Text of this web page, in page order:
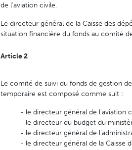
de l'aviation civile.
Le directeur général de la Caisse des
situation financière du fonds au comité
Article 2
Le comité de suivi du fonds de gestion
temporaire est composé comme suit :
- le directeur général de l'aviation
- le directeur du budget du
- le directeur général de
- le directeur général de la Caisse